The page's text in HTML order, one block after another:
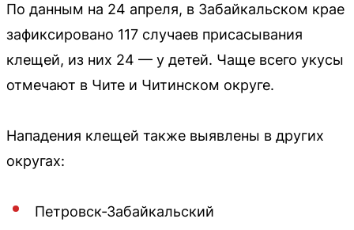
По данным на 24 апреля, в Забайкальском крае
зафиксировано 117 случаев присасывания
клещей, из них 24 — у детей. Чаще всего укусы
отмечают в Чите и Читинском округе.
Нападения клещей также выявлены в других
округах:
Петровск-Забайкальский